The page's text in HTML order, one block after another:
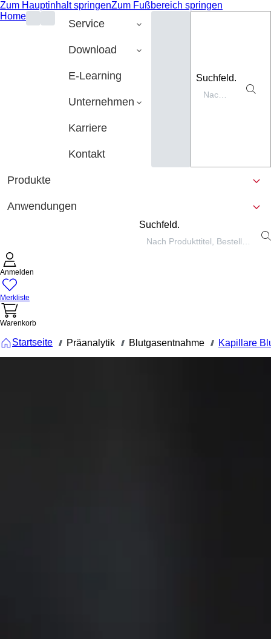
Zum Hauptinhalt springenZum Fußbereich springen
Home
Service
Download
E-Learning
Unternehmen
Karriere
Kontakt
Suchfeld.
Produkte
Anwendungen
Suchfeld.
Anmelden
Merkliste
Warenkorb
Startseite /// Präanalytik /// Blutgasentnahme /// Kapillare